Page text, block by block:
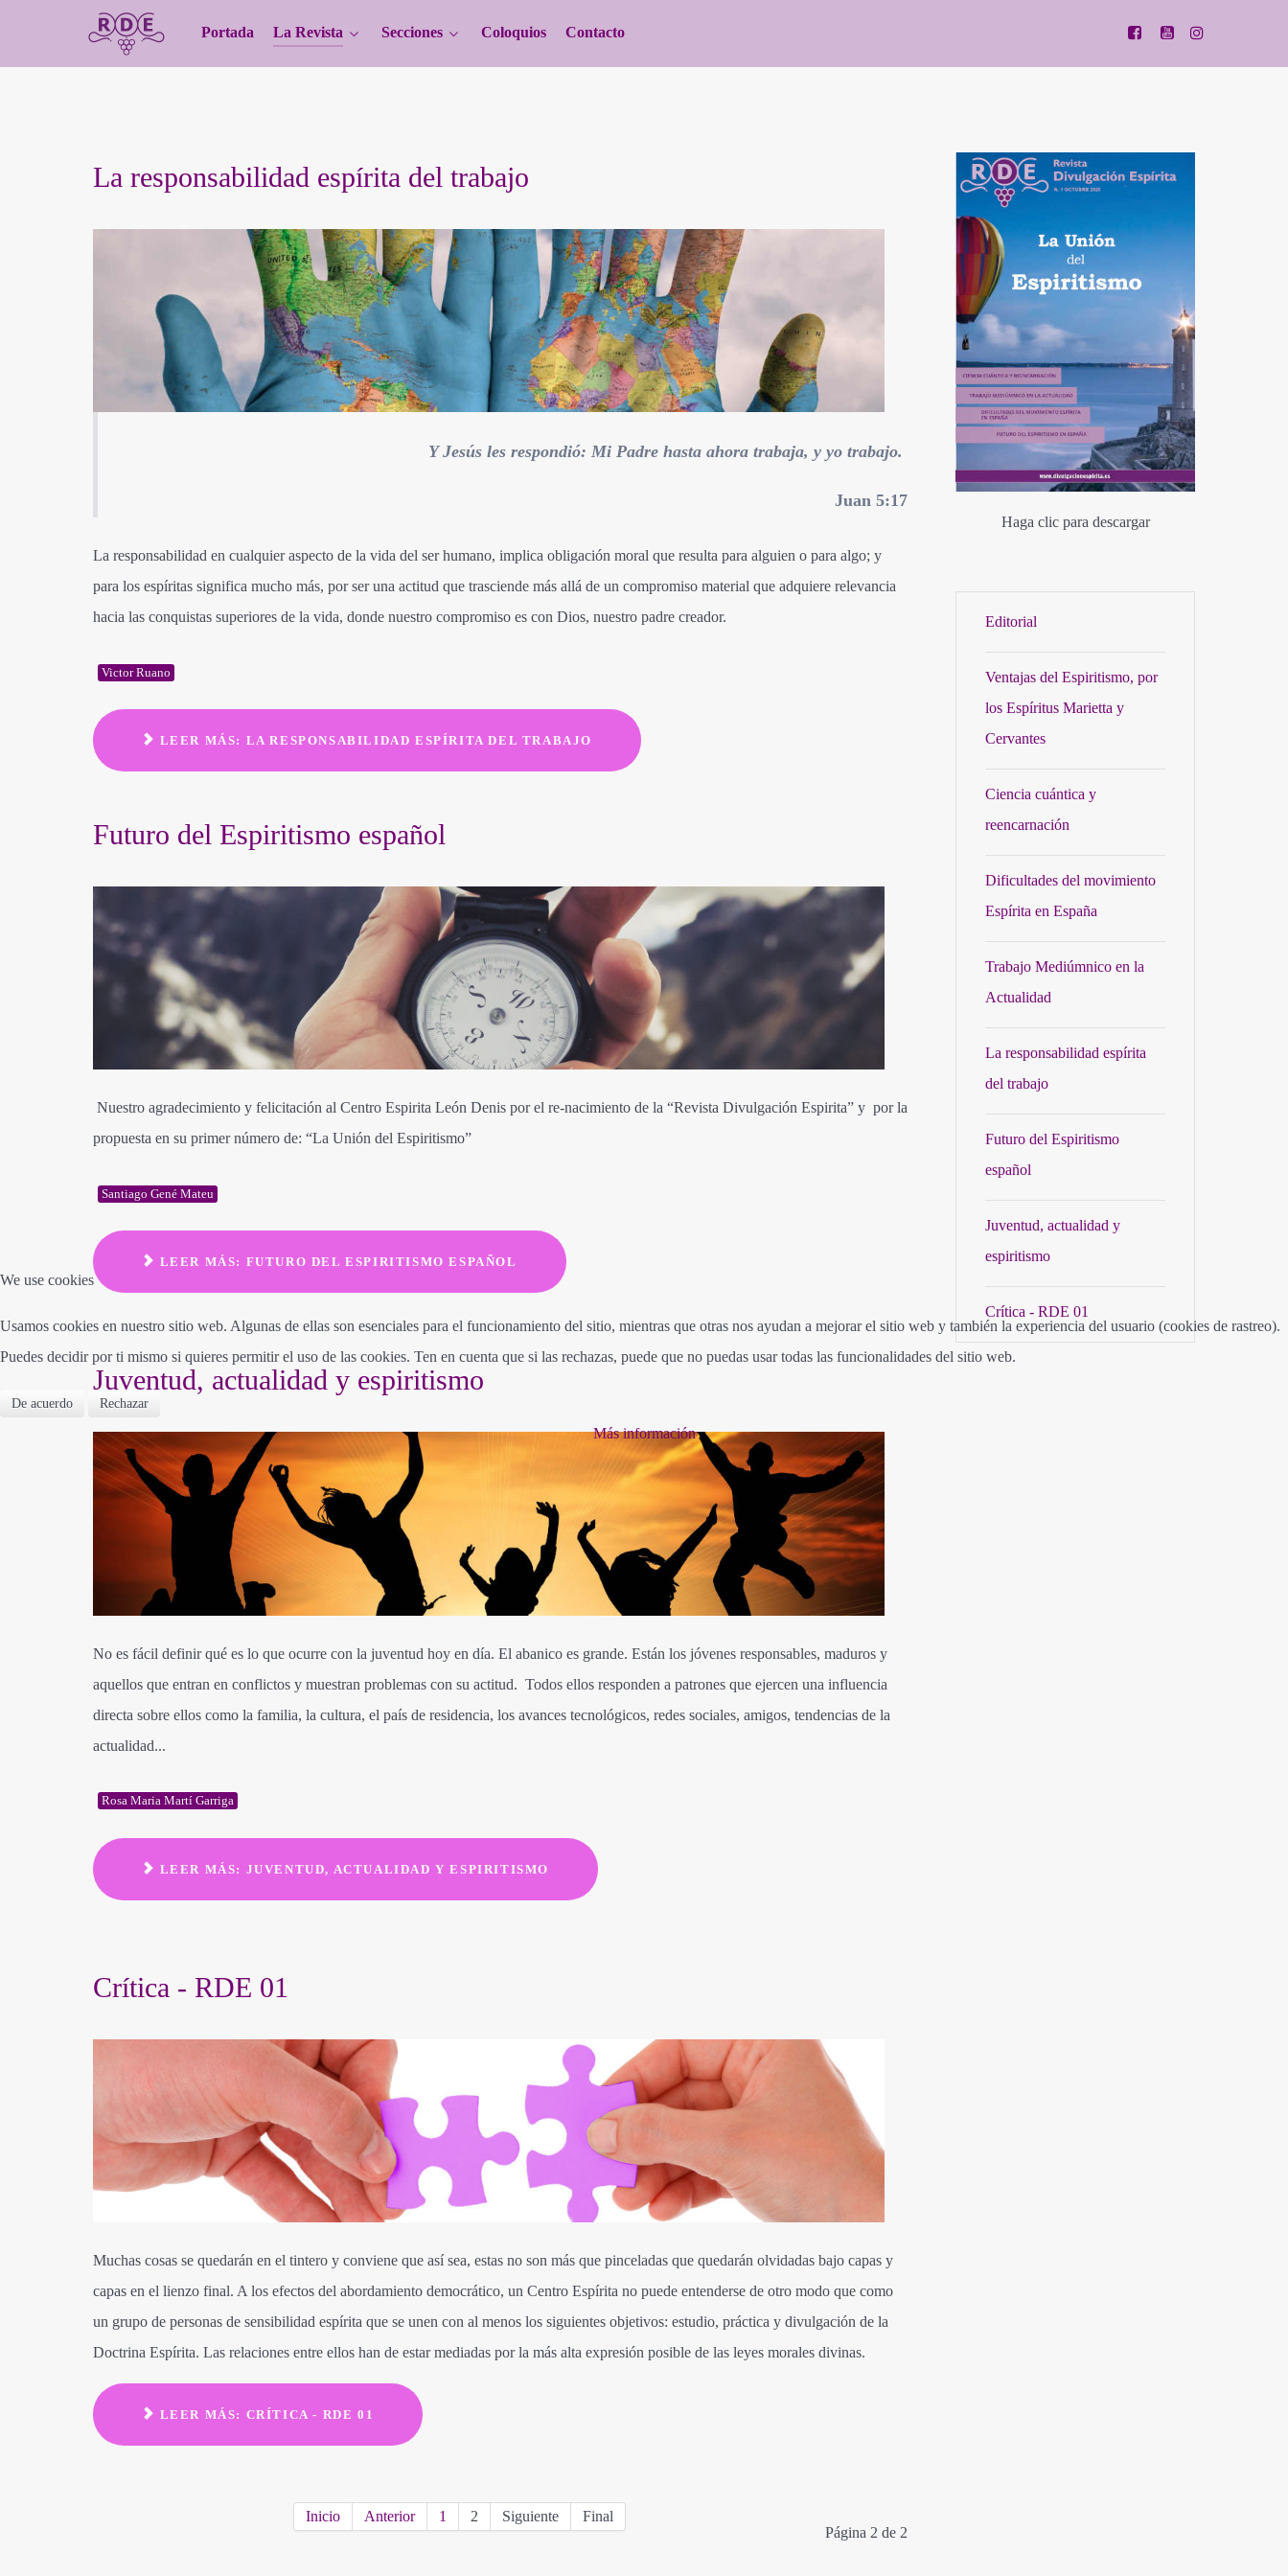
Portada La Revista Secciones Coloquios Contacto
La responsabilidad espírita del trabajo
Y Jesús les respondió: Mi Padre hasta ahora trabaja, y yo trabajo.
Juan 5:17
La responsabilidad en cualquier aspecto de la vida del ser humano, implica obligación moral que resulta para alguien o para algo; y
para los espíritas significa mucho más, por ser una actitud que trasciende más allá de un compromiso material que adquiere relevancia
hacia las conquistas superiores de la vida, donde nuestro compromiso es con Dios, nuestro padre creador.
Victor Ruano
LEER MÁS: LA RESPONSABILIDAD ESPÍRITA DEL TRABAJO
Futuro del Espiritismo español
Nuestro agradecimiento y felicitación al Centro Espirita León Denis por el re-nacimiento de la “Revista Divulgación Espirita” y por la
propuesta en su primer número de: “La Unión del Espiritismo”
Santiago Gené Mateu
LEER MÁS: FUTURO DEL ESPIRITISMO ESPAÑOL
Juventud, actualidad y espiritismo
No es fácil definir qué es lo que ocurre con la juventud hoy en día. El abanico es grande. Están los jóvenes responsables, maduros y
aquellos que entran en conflictos y muestran problemas con su actitud. Todos ellos responden a patrones que ejercen una influencia
directa sobre ellos como la familia, la cultura, el país de residencia, los avances tecnológicos, redes sociales, amigos, tendencias de la
actualidad...
Rosa Maria Martí Garriga
LEER MÁS: JUVENTUD, ACTUALIDAD Y ESPIRITISMO
Crítica - RDE 01
Muchas cosas se quedarán en el tintero y conviene que así sea, estas no son más que pinceladas que quedarán olvidadas bajo capas y
capas en el lienzo final. A los efectos del abordamiento democrático, un Centro Espírita no puede entenderse de otro modo que como
un grupo de personas de sensibilidad espírita que se unen con al menos los siguientes objetivos: estudio, práctica y divulgación de la
Doctrina Espírita. Las relaciones entre ellos han de estar mediadas por la más alta expresión posible de las leyes morales divinas.
LEER MÁS: CRÍTICA - RDE 01
Página 2 de 2
Inicio Anterior 1 2 Siguiente Final
Haga clic para descargar
Editorial
Ventajas del Espiritismo, por
los Espíritus Marietta y
Cervantes
Ciencia cuántica y
reencarnación
Dificultades del movimiento
Espírita en España
Trabajo Mediúmnico en la
Actualidad
La responsabilidad espírita
del trabajo
Futuro del Espiritismo
español
Juventud, actualidad y
espiritismo
Crítica - RDE 01
We use cookies
Usamos cookies en nuestro sitio web. Algunas de ellas son esenciales para el funcionamiento del sitio, mientras que otras nos ayudan a mejorar el sitio web y también la experiencia del usuario (cookies de rastreo).
Puedes decidir por ti mismo si quieres permitir el uso de las cookies. Ten en cuenta que si las rechazas, puede que no puedas usar todas las funcionalidades del sitio web.
De acuerdo Rechazar
Más información